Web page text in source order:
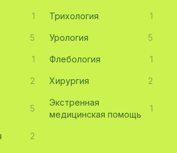
1 Трихология 1
5 Урология 5
1 Флебология 1
2 Хирургия 2
5
Экстренная
медицинская помощь
1
2